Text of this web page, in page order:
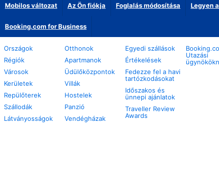
Mobilos változat Az Ön fiókja Foglalás módosítása Legyen
Booking.com for Business
Országok
Régiók
Városok
Kerületek
Repülőterek
Szállodák
Látványosságok
Otthonok
Apartmanok
Üdülőközpontok
Villák
Hostelek
Panzió
Vendégházak
Egyedi szállások
Értékelések
Fedezze fel a havi
tartózkodásokat
Időszakos és
ünnepi ajánlatok
Traveller Review
Awards
Utazási